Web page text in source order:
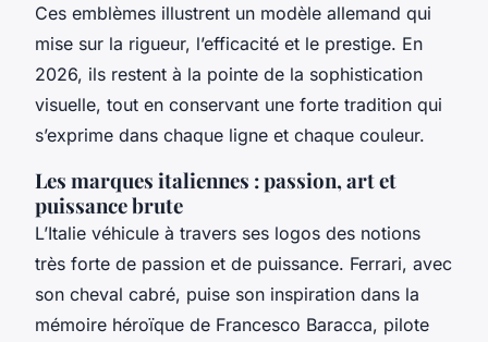
Ces emblèmes illustrent un modèle allemand qui
mise sur la rigueur, l’efficacité et le prestige. En
2026, ils restent à la pointe de la sophistication
visuelle, tout en conservant une forte tradition qui
s’exprime dans chaque ligne et chaque couleur.
Les marques italiennes : passion, art et
puissance brute
L’Italie véhicule à travers ses logos des notions
très forte de passion et de puissance. Ferrari, avec
son cheval cabré, puise son inspiration dans la
mémoire héroïque de Francesco Baracca, pilote